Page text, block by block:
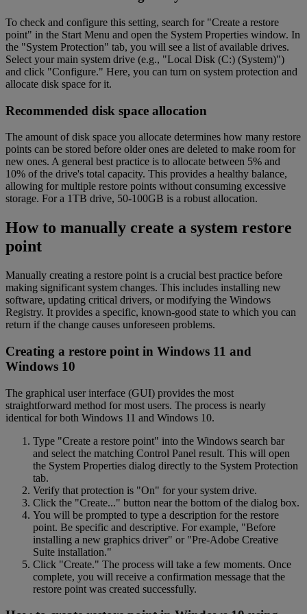
To check and configure this setting, search for "Create a restore
point" in the Start Menu and open the System Properties window. In
the "System Protection" tab, you will see a list of available drives.
Select your main system drive (e.g., "Local Disk (C:) (System)")
and click "Configure." Here, you can turn on system protection and
allocate disk space for it.
Recommended disk space allocation
The amount of disk space you allocate determines how many restore
points can be stored before older ones are deleted to make room for
new ones. A general best practice is to allocate between 5% and
10% of the drive's total capacity. This provides a healthy balance,
allowing for multiple restore points without consuming excessive
storage. For a 1TB drive, 50-100GB is a robust allocation.
How to manually create a system restore
point
Manually creating a restore point is a crucial best practice before
making significant system changes. This includes installing new
software, updating critical drivers, or modifying the Windows
Registry. It provides a specific, known-good state to which you can
return if the change causes unforeseen problems.
Creating a restore point in Windows 11 and
Windows 10
The graphical user interface (GUI) provides the most
straightforward method for most users. The process is nearly
identical for both Windows 11 and Windows 10.
Type "Create a restore point" into the Windows search bar
and select the matching Control Panel result. This will open
the System Properties dialog directly to the System Protection
tab.
Verify that protection is "On" for your system drive.
Click the "Create..." button near the bottom of the dialog box.
You will be prompted to type a description for the restore
point. Be specific and descriptive. For example, "Before
installing a new graphics driver" or "Pre-Adobe Creative
Suite installation."
Click "Create." The process will take a few moments. Once
complete, you will receive a confirmation message that the
restore point was created successfully.